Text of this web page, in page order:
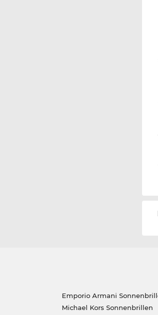
Emporio Armani
Michael Kors Sonnenbrillen